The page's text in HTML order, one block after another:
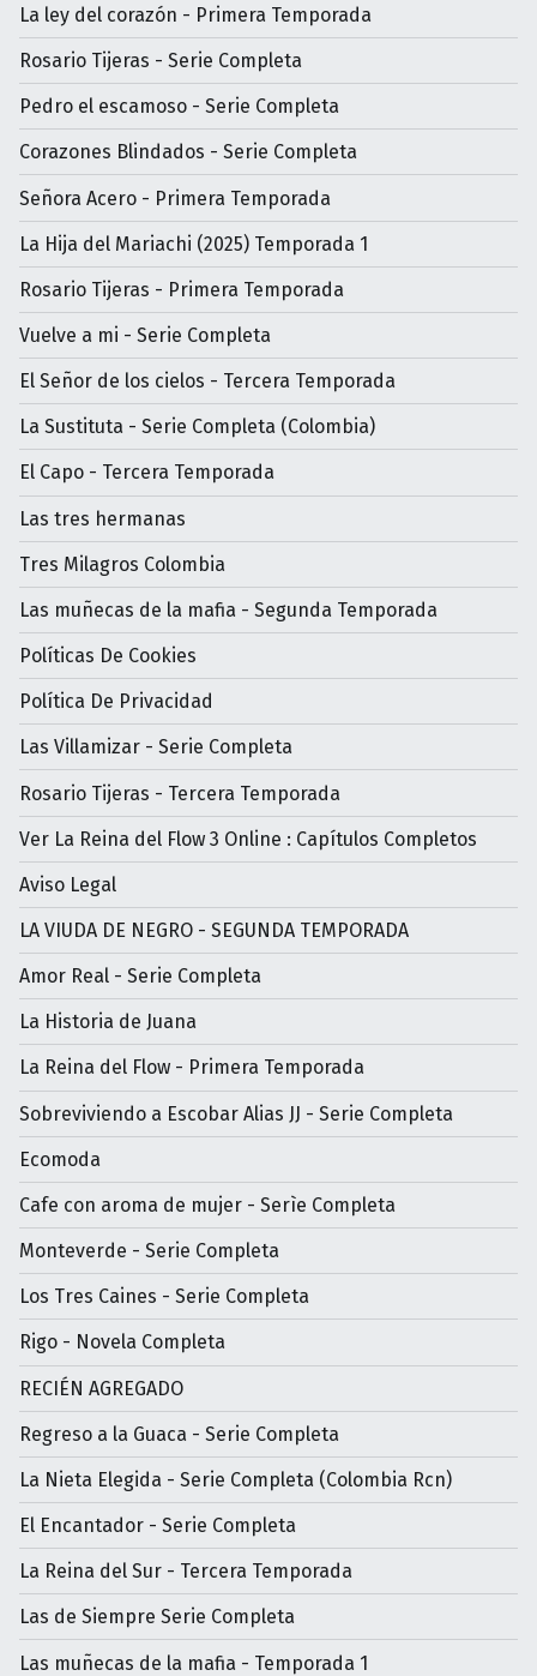
La ley del corazón - Primera Temporada
Rosario Tijeras - Serie Completa
Pedro el escamoso - Serie Completa
Corazones Blindados - Serie Completa
Señora Acero - Primera Temporada
La Hija del Mariachi (2025) Temporada 1
Rosario Tijeras - Primera Temporada
Vuelve a mi - Serie Completa
El Señor de los cielos - Tercera Temporada
La Sustituta - Serie Completa (Colombia)
El Capo - Tercera Temporada
Las tres hermanas
Tres Milagros Colombia
Las muñecas de la mafia - Segunda Temporada
Políticas De Cookies
Política De Privacidad
Las Villamizar - Serie Completa
Rosario Tijeras - Tercera Temporada
Ver La Reina del Flow 3 Online : Capítulos Completos
Aviso Legal
LA VIUDA DE NEGRO - SEGUNDA TEMPORADA
Amor Real - Serie Completa
La Historia de Juana
La Reina del Flow - Primera Temporada
Sobreviviendo a Escobar Alias JJ - Serie Completa
Ecomoda
Cafe con aroma de mujer - Serìe Completa
Monteverde - Serie Completa
Los Tres Caines - Serie Completa
Rigo - Novela Completa
RECIÉN AGREGADO
Regreso a la Guaca - Serie Completa
La Nieta Elegida - Serie Completa (Colombia Rcn)
El Encantador - Serie Completa
La Reina del Sur - Tercera Temporada
Las de Siempre Serie Completa
Las muñecas de la mafia - Temporada 1